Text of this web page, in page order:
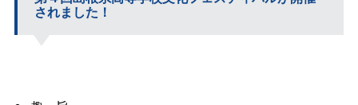
されました！